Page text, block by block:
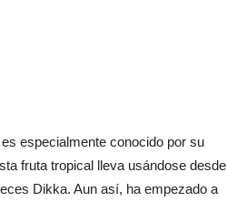
es especialmente conocido por su
fruta tropical lleva usándose desde
Dikka. Aun así, ha empezado a